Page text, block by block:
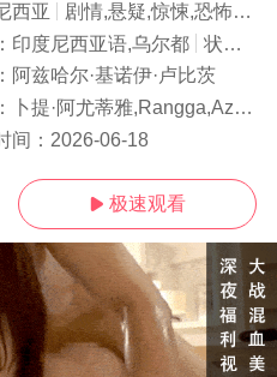
西亚 剧情,悬疑,惊悚,恐怖
印度尼西亚语,乌尔都 状态：
阿兹哈尔·基诺伊·卢比茨
卜提·阿尤蒂雅,Rangga,Azof,Nadya,Arina,英达·帕玛塔萨里,Asha,Assuncao,阿斯文迪·贝宁·斯瓦拉,M
间： 2026-06-18
 极速观看